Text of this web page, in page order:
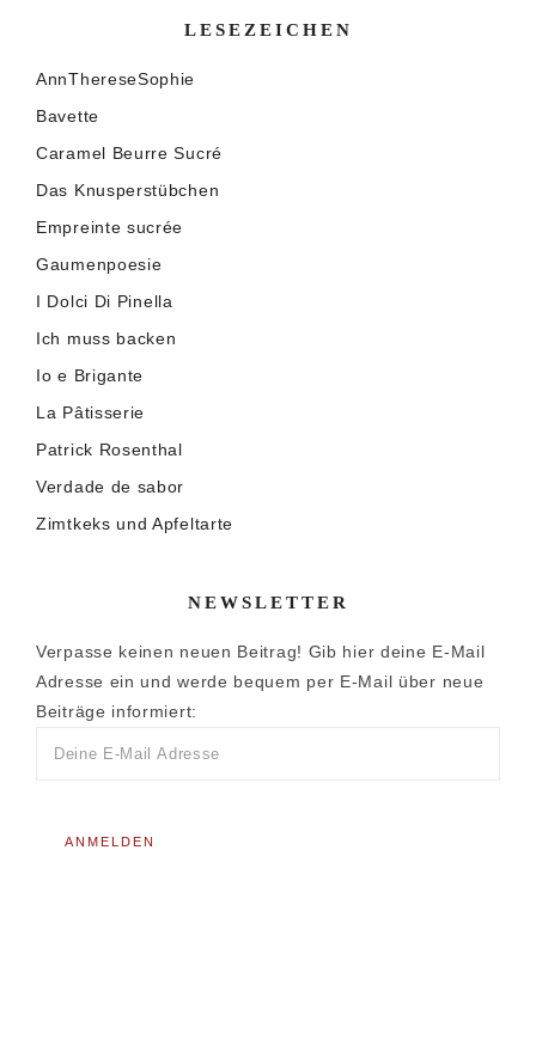
LESEZEICHEN
AnnThereseSophie
Bavette
Caramel Beurre Sucré
Das Knusperstübchen
Empreinte sucrée
Gaumenpoesie
I Dolci Di Pinella
Ich muss backen
Io e Brigante
La Pâtisserie
Patrick Rosenthal
Verdade de sabor
Zimtkeks und Apfeltarte
NEWSLETTER
Verpasse keinen neuen Beitrag! Gib hier deine E-Mail
Adresse ein und werde bequem per E-Mail über neue
Beiträge informiert: